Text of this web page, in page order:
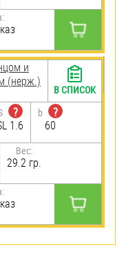
и
(нерж.)
?
1.6
b
?
60
Вес:
29.2 гр.
В СПИСОК